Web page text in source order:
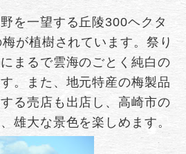
を一望する丘陵300ヘクタ
が植樹されています。祭り
まるで雲海のごとく純白の
。また、地元特産の梅製品
る売店も出店し、高崎市の
雄大な景色を楽しめます。